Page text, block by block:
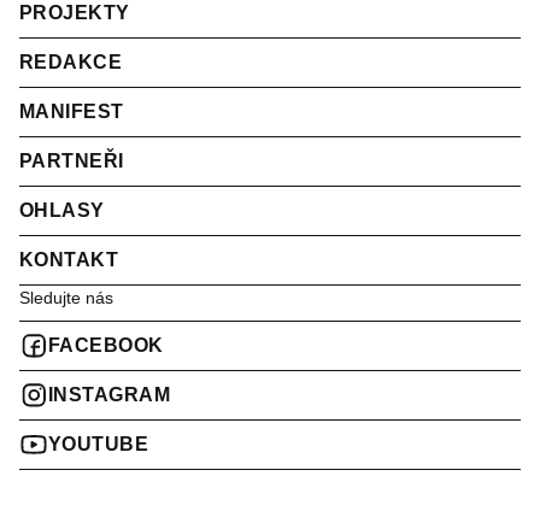
PROJEKTY
REDAKCE
MANIFEST
PARTNEŘI
OHLASY
KONTAKT
Sledujte nás
FACEBOOK
INSTAGRAM
YOUTUBE